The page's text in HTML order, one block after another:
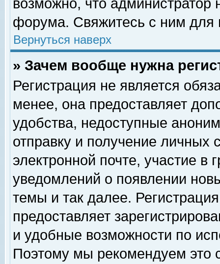
возможно, что
форума. Свяжитесь с ним для
Вернуться наверх
» Зачем вообще нужна
Регистрация не является
менее, она предоставляет
удобства, недоступные
отправку и получение личных
электронной почте, участие в
уведомлений о появлении
темы и так далее.
предоставляет
и удобные возможности по
Поэтому мы рекомендуем это